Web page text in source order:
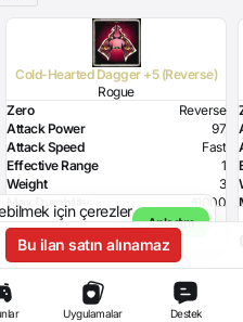
Cold-Hearted Dagger +5 (Reverse)
Rogue
Zero
Reverse
Attack Power
97
Attack Speed
Fast
Effective Range
1
Weight
3
Max Durability
11000
Health Bonus
-8
Dexterity Bonus
Resistance to Flame
Resistance to Lighting
Glacier Damage
6.879,00 TL
için çerezler
Anladım
Bu ilan satın alınamaz
Uygulamalar Destek